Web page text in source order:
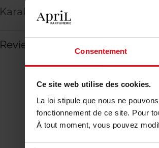
Consentement
Ce site web utilise des cookies.
La loi stipule que nous ne
fonctionnement de ce site. Pour
À tout moment, vous pouvez
Karakteristieken
Review